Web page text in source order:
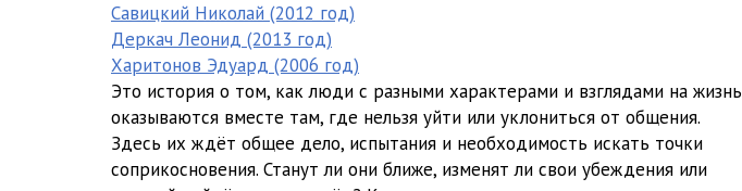
08
09
10
11
Савицкий Николай (2012 год)
Деркач Леонид (2013 год)
Харитонов Эдуард (2006 год)
Это история о том, как люди с разными характерами и взглядами на жизнь
оказываются вместе там, где нельзя уйти или уклониться от общения.
Здесь их ждёт общее дело, испытания и необходимость искать точки
соприкосновения. Станут ли они ближе, изменят ли свои убеждения или